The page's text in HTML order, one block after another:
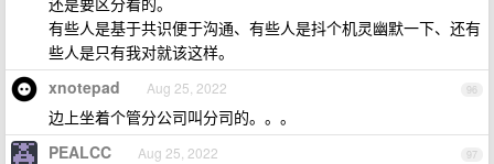
有些人是基于共识便于沟通、有些人是抖个机灵幽默一下、还有
些人是只有我对就该这样。
96
xnotepad Aug 25, 2022
边上坐着个管分公司叫分司的。。。
97
PEALCC Aug 25, 2022